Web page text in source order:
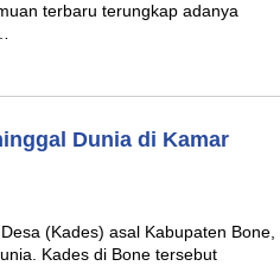
terbaru terungkap adanya
Dunia di Kamar
(Kades) asal Kabupaten Bone,
Kades di Bone tersebut